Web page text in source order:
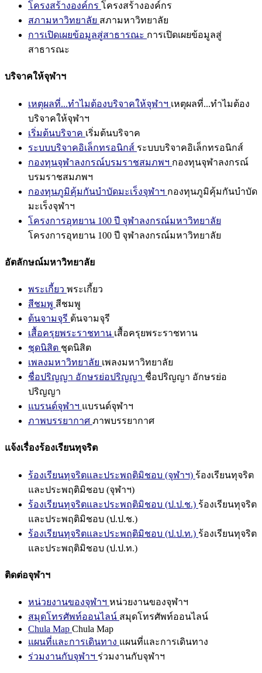
โครงสร้างองค์กร โครงสร้างองค์กร
สภามหาวิทยาลัย สภามหาวิทยาลัย
การเปิดเผยข้อมูลสู่สาธารณะ การเปิดเผยข้อมูลสู่
สาธารณะ
บริจาคให้จุฬาฯ
เหตุผลที่...ทำไมต้องบริจาคให้จุฬาฯ เหตุผลที่...ทำไมต้อง
บริจาคให้จุฬาฯ
เริ่มต้นบริจาค เริ่มต้นบริจาค
ระบบบริจาคอิเล็กทรอนิกส์ ระบบบริจาคอิเล็กทรอนิกส์
กองทุนจุฬาลงกรณ์บรมราชสมภพฯ กองทุนจุฬาลงกรณ์
บรมราชสมภพฯ
กองทุนภูมิคุ้มกันบำบัดมะเร็งจุฬาฯ กองทุนภูมิคุ้มกันบำบัด
มะเร็งจุฬาฯ
โครงการอุทยาน 100 ปี จุฬาลงกรณ์มหาวิทยาลัย
โครงการอุทยาน 100 ปี จุฬาลงกรณ์มหาวิทยาลัย
อัตลักษณ์มหาวิทยาลัย
พระเกี้ยว พระเกี้ยว
สีชมพู สีชมพู
ต้นจามจุรี ต้นจามจุรี
เสื้อครุยพระราชทาน เสื้อครุยพระราชทาน
ชุดนิสิต ชุดนิสิต
เพลงมหาวิทยาลัย เพลงมหาวิทยาลัย
ชื่อปริญญา อักษรย่อปริญญา ชื่อปริญญา อักษรย่อ
ปริญญา
แบรนด์จุฬาฯ แบรนด์จุฬาฯ
ภาพบรรยากาศ ภาพบรรยากาศ
แจ้งเรื่องร้องเรียนทุจริต
ร้องเรียนทุจริตและประพฤติมิชอบ (จุฬาฯ) ร้องเรียนทุจริต
และประพฤติมิชอบ (จุฬาฯ)
ร้องเรียนทุจริตและประพฤติมิชอบ (ป.ป.ช.) ร้องเรียนทุจริต
และประพฤติมิชอบ (ป.ป.ช.)
ร้องเรียนทุจริตและประพฤติมิชอบ (ป.ป.ท.) ร้องเรียนทุจริต
และประพฤติมิชอบ (ป.ป.ท.)
ติดต่อจุฬาฯ
หน่วยงานของจุฬาฯ หน่วยงานของจุฬาฯ
สมุดโทรศัพท์ออนไลน์ สมุดโทรศัพท์ออนไลน์
Chula Map Chula Map
แผนที่และการเดินทาง แผนที่และการเดินทาง
ร่วมงานกับจุฬาฯ ร่วมงานกับจุฬาฯ